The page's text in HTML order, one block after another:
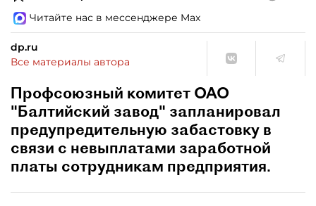
Читайте нас в мессенджере Max
dp.ru
Все материалы автора
Профсоюзный комитет ОАО
"Балтийский завод" запланировал
предупредительную забастовку в
связи с невыплатами заработной
платы сотрудникам предприятия.